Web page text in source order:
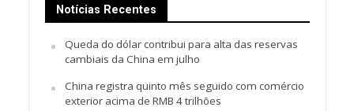
Notícias Recentes
Queda do dólar contribui para alta das reservas
cambiais da China em julho
China registra quinto mês seguido com comércio
exterior acima de RMB 4 trilhões